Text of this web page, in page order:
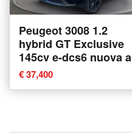
Peugeot 3008 1.2
hybrid GT Exclusive
145cv e-dcs6 nuova a
Gubbio
€ 37,400